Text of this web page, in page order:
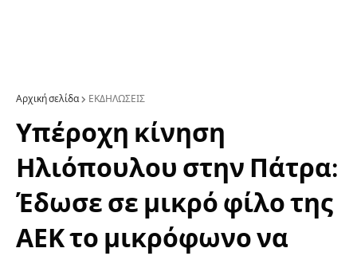
Αρχική σελίδα ΕΚΔΗΛΩΣΕΙΣ
Υπέροχη κίνηση
Ηλιόπουλου στην Πάτρα:
Έδωσε σε μικρό φίλο της
ΑΕΚ το μικρόφωνο να